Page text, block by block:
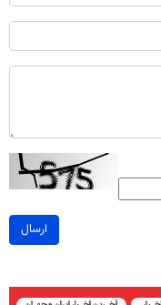
ارسال